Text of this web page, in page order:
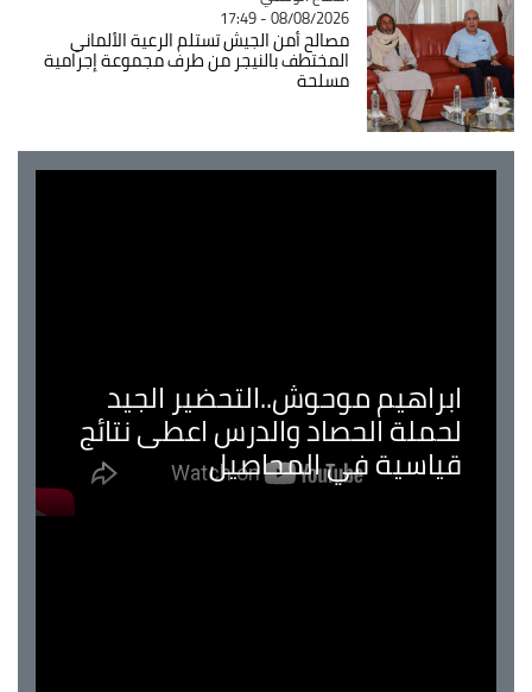
08/08/2026 - 17:49
مصالح أمن الجيش تستلم الرعية الألماني
المختطف بالنيجر من طرف مجموعة إجرامية
مسلحة
ابراهيم موحوش..التحضير الجيد
لحملة الحصاد والدرس اعطى نتائج
قياسية في المحاصيل